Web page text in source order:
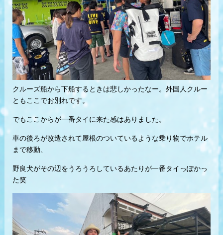
クルーズ船から下船するときは悲しかったなー。外国人クルー
ともここでお別れです。
でもここからが一番タイに来た感はありました。
車の後ろが改造されて屋根のついているような乗り物でホテル
まで移動、
野良犬がその辺をうろうろしているあたりが一番タイっぽかっ
た笑